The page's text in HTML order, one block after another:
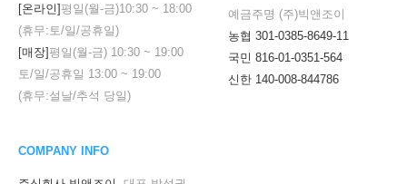
[온라인]평일(월-금)10:30 ~ 18:00
(휴무:토/일/공휴일)
[매장]평일(월-금) 10:30 ~ 19:00
토/일/공휴일 13:00 ~ 19:00
(휴무:설날/추석 당일)
예금주명 (주)빅앤조이
농협 301-0385-8649-11
국민 816-01-0351-564
신한 140-008-844786
COMPANY INFO